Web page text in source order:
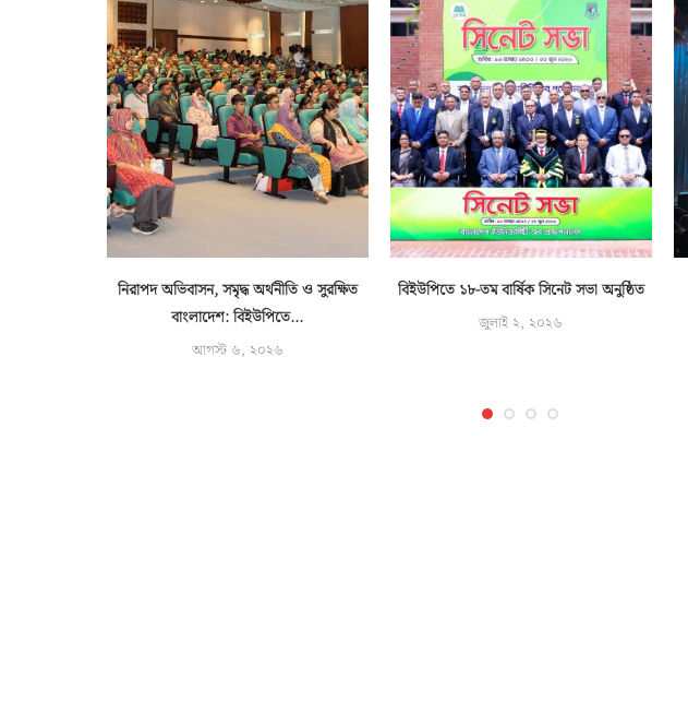
নিরাপদ অভিবাসন, সমৃদ্ধ অর্থনীতি ও সুরক্ষিত
বাংলাদেশ: বিইউপিতে...
আগস্ট ৬, ২০২৬
বিইউপিতে ১৮-তম বার্ষিক সিনেট সভা অনুষ্ঠিত
জুলাই ২, ২০২৬